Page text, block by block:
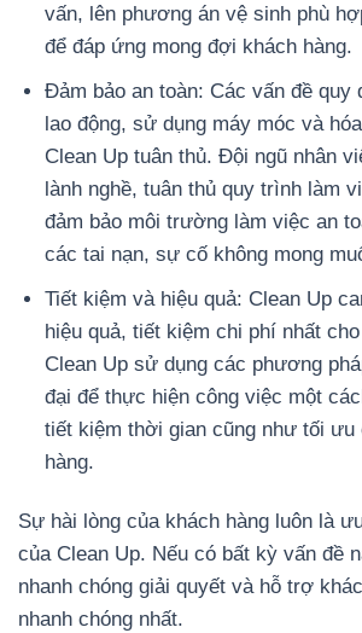
vấn, lên phương án vệ sinh phù
để đáp ứng mong đợi khách hàng.
Đảm bảo an toàn: Các vấn đề quy
lao động, sử dụng máy móc và
Clean Up tuân thủ. Đội ngũ nhân
lành nghề, tuân thủ quy trình làm
đảm bảo môi trường làm việc an
các tai nạn, sự cố không mong
Tiết kiệm và hiệu quả: Clean Up
hiệu quả, tiết kiệm chi phí nhất
Clean Up sử dụng các phương
đại để thực hiện công việc một
tiết kiệm thời gian cũng như tối ưu
hàng.
Sự hài lòng của khách hàng luôn là
của Clean Up. Nếu có bất kỳ vấn đề
nhanh chóng giải quyết và hỗ trợ
nhanh chóng nhất.